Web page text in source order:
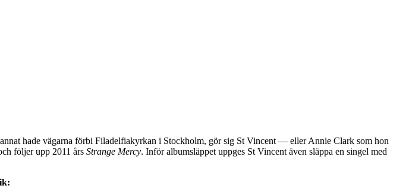
hade vägarna förbi Filadelfiakyrkan i Stockholm, gör sig St Vincent — eller Annie Clark som hon
följer upp 2011 års Strange Mercy. Inför albumsläppet uppges St Vincent även släppa en singel med